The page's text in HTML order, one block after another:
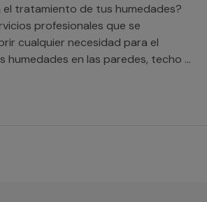
el tratamiento de tus humedades?
profesionales que se
cualquier necesidad para el
humedades en las paredes, techo o